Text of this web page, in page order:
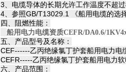
3、电缆导体的长期允许工作温度不超
4、参照GB/T13029.1 《船用电缆的选
四、阻燃性能：
船用电力电缆资质CEFR/DA0.6/
五、产品型号及名称：
CEF------乙丙绝缘氯丁护套船用电力电
CEFR-----乙丙绝缘氯丁护套船用电力
六、产品范围：